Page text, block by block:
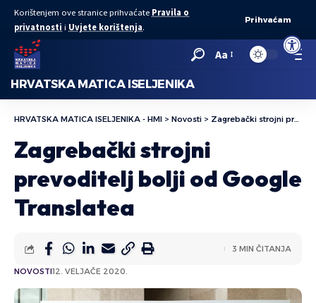
Open
Korištenjem ove stranice prihvaćate Pravila o
privatnosti i Uvjete korištenja.
Prihvaćam
Aa
HRVATSKA MATICA ISELJENIKA
HRVATSKA MATICA ISELJENIKA - HMI > Novosti > Zagrebački strojni prevoditelj bolji od Google Translatea
Zagrebački strojni
prevoditelj bolji od Google
Translatea
NOVOSTI12. VELJAČE 2020.
3 MIN ČITANJA